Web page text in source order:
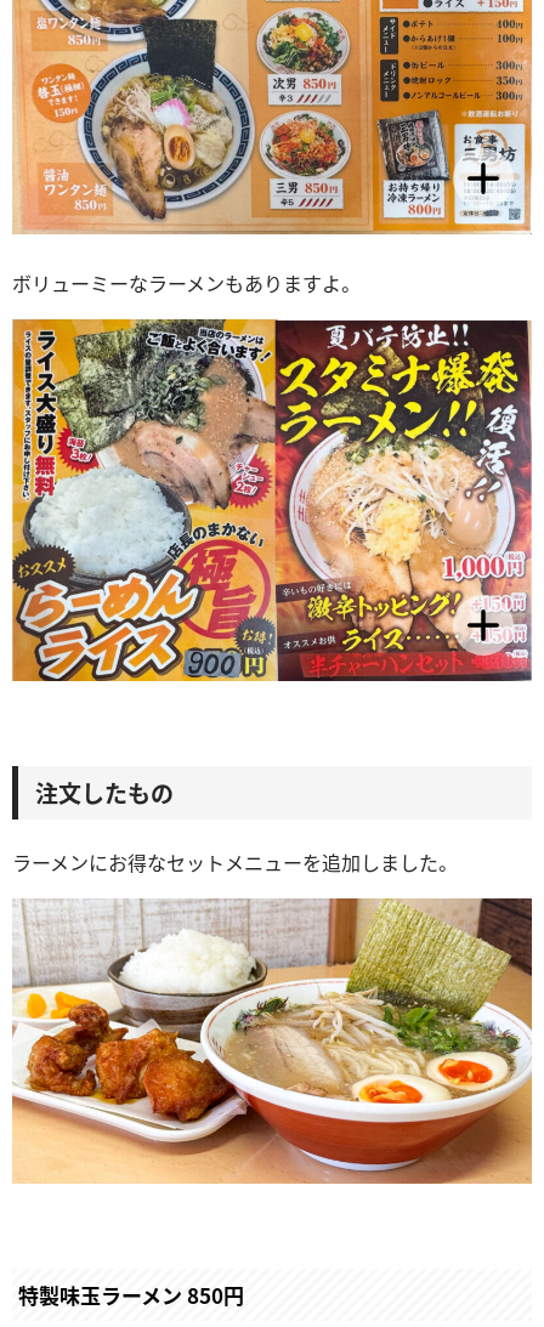
ボリューミーなラーメンもありますよ。
注文したもの
ラーメンにお得なセットメニューを追加しました。
特製味玉ラーメン 850円